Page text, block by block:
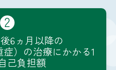
2
6ヵ月以降の
）の治療にかかる1
己負担額